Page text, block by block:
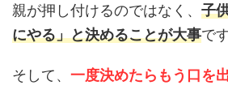
親が押し付けるのではなく、 子
にやる」と決めることが大事です
そして、 一度決めたらもう口を